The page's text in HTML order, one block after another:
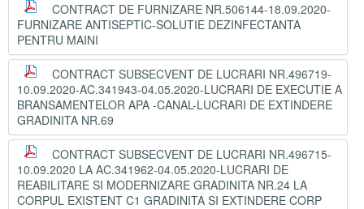
CONTRACT DE FURNIZARE NR.506144-18.09.2020-
FURNIZARE ANTISEPTIC-SOLUTIE DEZINFECTANTA
PENTRU MAINI
CONTRACT SUBSECVENT DE LUCRARI NR.496719-
10.09.2020-AC.341943-04.05.2020-LUCRARI DE EXECUTIE A
BRANSAMENTELOR APA -CANAL-LUCRARI DE EXTINDERE
GRADINITA NR.69
CONTRACT SUBSECVENT DE LUCRARI NR.496715-
10.09.2020 LA AC.341962-04.05.2020-LUCRARI DE
REABILITARE SI MODERNIZARE GRADINITA NR.24 LA
CORPUL EXISTENT C1 GRADINITA SI EXTINDERE CORP